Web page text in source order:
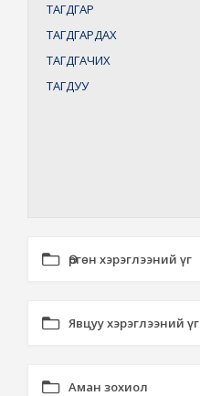
ТАГДГАР
ТАГДГАРДАХ
ТАГДГАЧИХ
ТАГДУУ
Өргөн хэрэглээний үг
Явцуу хэрэглээний үг
Аман зохиол